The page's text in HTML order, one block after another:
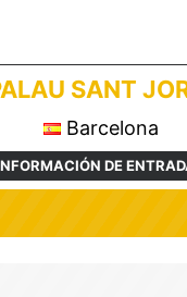
SANT
Barcelona
DE